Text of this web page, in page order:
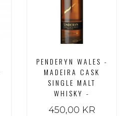
PENDERYN WALES -
MADEIRA CASK
SINGLE MALT
WHISKY -
450,00 KR